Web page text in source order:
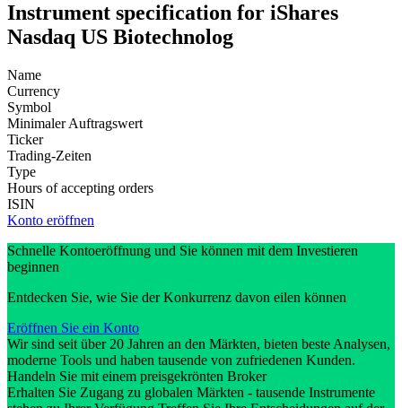
Instrument specification for iShares
Nasdaq US Biotechnolog
Name
Currency
Symbol
Minimaler Auftragswert
Ticker
Trading-Zeiten
Type
Hours of accepting orders
ISIN
Konto eröffnen
Schnelle Kontoeröffnung und Sie können mit dem Investieren
beginnen
Entdecken Sie, wie Sie der Konkurrenz davon eilen können
Eröffnen Sie ein Konto
Wir sind seit über 20 Jahren an den Märkten, bieten beste Analysen,
moderne Tools und haben tausende von zufriedenen Kunden.
Handeln Sie mit einem preisgekrönten Broker
Erhalten Sie Zugang zu globalen Märkten - tausende Instrumente